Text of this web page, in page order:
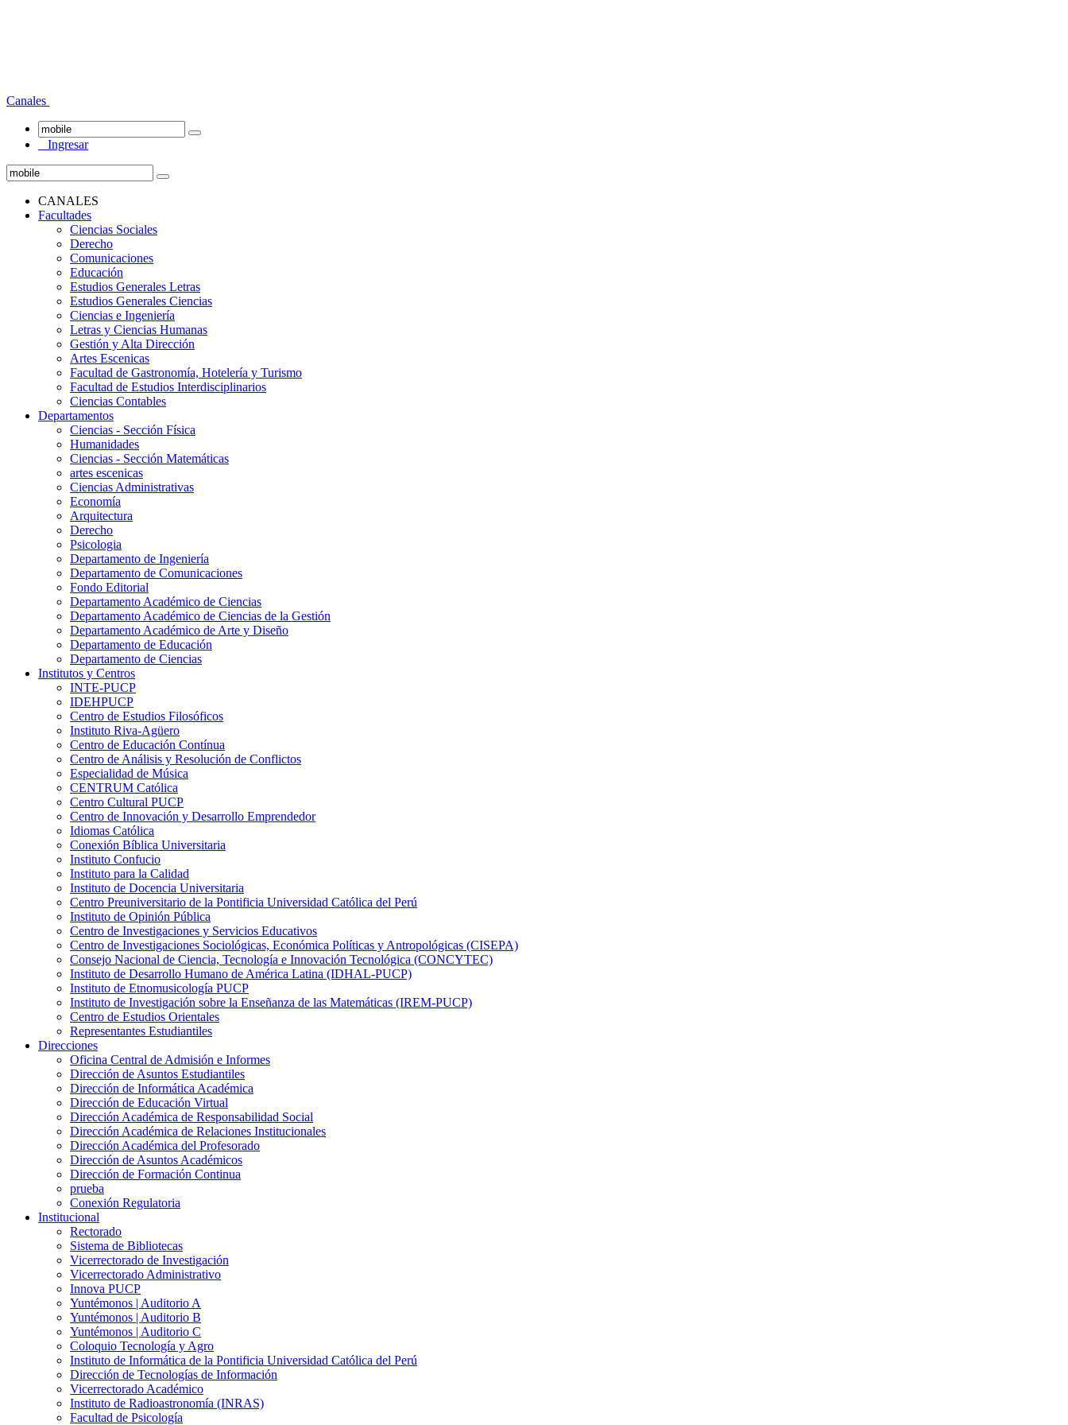
Canales
Ingresar
CANALES
Facultades
Ciencias Sociales
Derecho
Comunicaciones
Educación
Estudios Generales Letras
Estudios Generales Ciencias
Ciencias e Ingeniería
Letras y Ciencias Humanas
Gestión y Alta Dirección
Artes Escenicas
Facultad de Gastronomía, Hotelería y Turismo
Facultad de Estudios Interdisciplinarios
Ciencias Contables
Departamentos
Ciencias - Sección Física
Humanidades
Ciencias - Sección Matemáticas
artes escenicas
Ciencias Administrativas
Economía
Arquitectura
Derecho
Psicologia
Departamento de Ingeniería
Departamento de Comunicaciones
Fondo Editorial
Departamento Académico de Ciencias
Departamento Académico de Ciencias de la Gestión
Departamento Académico de Arte y Diseño
Departamento de Educación
Departamento de Ciencias
Institutos y Centros
INTE-PUCP
IDEHPUCP
Centro de Estudios Filosóficos
Instituto Riva-Agüero
Centro de Educación Contínua
Centro de Análisis y Resolución de Conflictos
Especialidad de Música
CENTRUM Católica
Centro Cultural PUCP
Centro de Innovación y Desarrollo Emprendedor
Idiomas Católica
Conexión Bíblica Universitaria
Instituto Confucio
Instituto para la Calidad
Instituto de Docencia Universitaria
Centro Preuniversitario de la Pontificia Universidad Católica del Perú
Instituto de Opinión Pública
Centro de Investigaciones y Servicios Educativos
Centro de Investigaciones Sociológicas, Económica Políticas y Antropológicas (CISEPA)
Consejo Nacional de Ciencia, Tecnología e Innovación Tecnológica (CONCYTEC)
Instituto de Desarrollo Humano de América Latina (IDHAL-PUCP)
Instituto de Etnomusicología PUCP
Instituto de Investigación sobre la Enseñanza de las Matemáticas (IREM-PUCP)
Centro de Estudios Orientales
Representantes Estudiantiles
Direcciones
Oficina Central de Admisión e Informes
Dirección de Asuntos Estudiantiles
Dirección de Informática Académica
Dirección de Educación Virtual
Dirección Académica de Responsabilidad Social
Dirección Académica de Relaciones Institucionales
Dirección Académica del Profesorado
Dirección de Asuntos Académicos
Dirección de Formación Continua
prueba
Conexión Regulatoria
Institucional
Rectorado
Sistema de Bibliotecas
Vicerrectorado de Investigación
Vicerrectorado Administrativo
Innova PUCP
Yuntémonos | Auditorio A
Yuntémonos | Auditorio B
Yuntémonos | Auditorio C
Coloquio Tecnología y Agro
Instituto de Informática de la Pontificia Universidad Católica del Perú
Dirección de Tecnologías de Información
Vicerrectorado Académico
Instituto de Radioastronomía (INRAS)
Facultad de Psicología